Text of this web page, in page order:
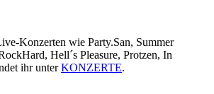
Konzerten wie Party.San, Summer
Hell´s Pleasure, Protzen, In
ihr unterKONZERTE.